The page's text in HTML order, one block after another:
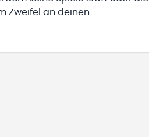
Zweifel an deinen